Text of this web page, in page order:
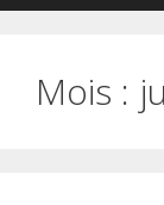
Mois :